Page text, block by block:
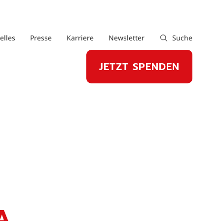
JETZT SPENDEN
Presse Karriere Newsletter Suche